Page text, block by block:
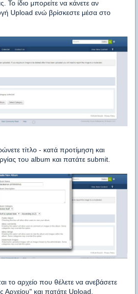
Το ίδιο μπορείτε να κάνετε αν
Upload ενώ βρίσκεστε μέσα στο
τίτλο - κατά προτίμηση και
του album και πατάτε submit.
το αρχείο που θέλετε να ανεβάσετε
Αρχείου" και πατάτε Upload.